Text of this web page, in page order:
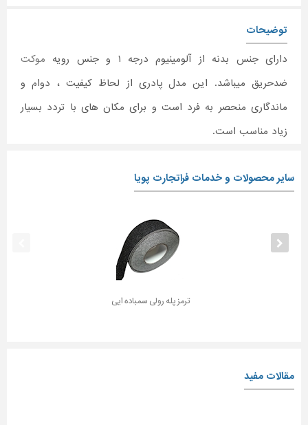
توضیحات
دارای جنس بدنه از آلومینیوم درجه ۱ و جنس رویه
موکت
ضدحریق میباشد. این مدل پادری از لحاظ کیفیت ، دوام و
ماندگاری منحصر به فرد است و برای مکان های با تردد بسیار
زیاد مناسب است.
سایر محصولات و خدمات فراتجارت پویا
ترمز پله رولی سمباده ایی
مقالات مفید